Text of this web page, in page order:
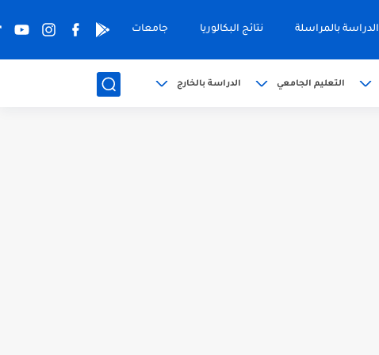
الدراسة بالمراسلة نتائج البكالوريا جامعات
التعليم الجامعي الدراسة بالخارج